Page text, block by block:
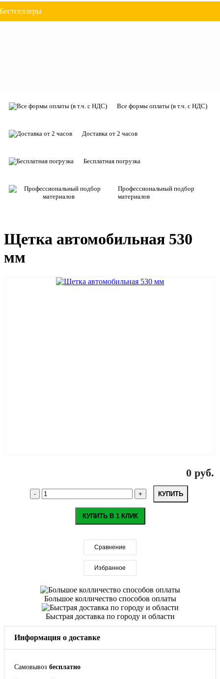
Бестселлеры
Все формы оплаты (в т.ч. с НДС)
Доставка от 2 часов
Бесплатная погрузка
Профессиональный подбор
материалов
Щетка автомобильная 530
мм
0 руб.
КУПИТЬ
КУПИТЬ В 1 КЛИК
Сравнение
Избранное
Большое колличество способов оплаты
Быстрая доставка по городу и области
Информация о доставке
Самовывоз бесплатно